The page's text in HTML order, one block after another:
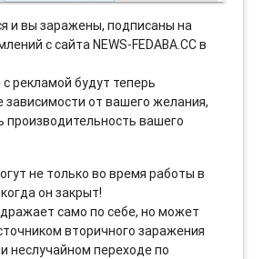
и вы заражены, подписаны на
с сайта NEWS-FEDABA.CC в
рекламой будут теперь
зависимости от вашего желания,
производительность вашего
не только во время работы в
он закрыт!
само по себе, но может
вторичного заражения
неслучайном переходе по